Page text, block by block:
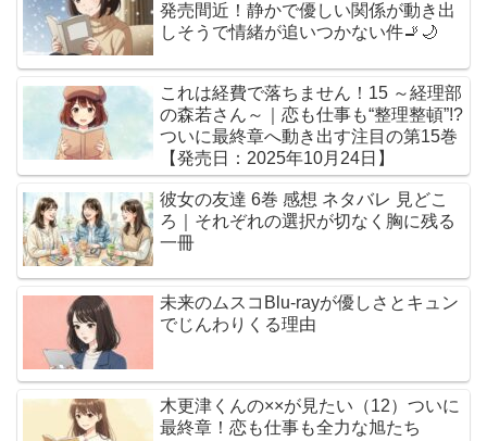
発売間近！静かで優しい関係が動き出
しそうで情緒が追いつかない件🚬🌙
これは経費で落ちません！15 ～経理部
の森若さん～｜恋も仕事も“整理整頓”!?
ついに最終章へ動き出す注目の第15巻
【発売日：2025年10月24日】
彼女の友達 6巻 感想 ネタバレ 見どこ
ろ｜それぞれの選択が切なく胸に残る
一冊
未来のムスコBlu-rayが優しさとキュン
でじんわりくる理由
木更津くんの××が見たい（12）ついに
最終章！恋も仕事も全力な旭たち